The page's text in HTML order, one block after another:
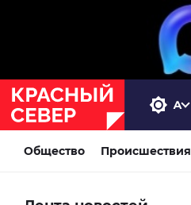
Общество Происшествия